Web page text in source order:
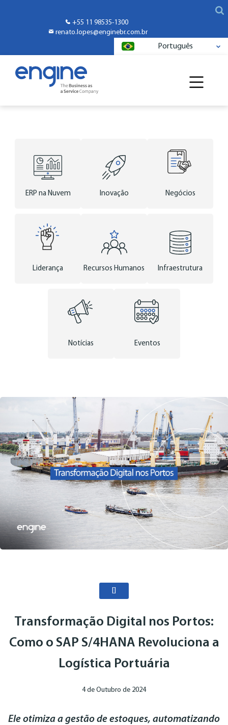
+55 11 98535-1300
renato.lopes@enginebr.com.br
Português
ERP na Nuvem Inovação Negócios
Liderança Recursos Humanos Infraestrutura
Notícias Eventos
Transformação Digital nos Portos:
Como o SAP S/4HANA Revoluciona a
Logística Portuária
4 de Outubro de 2024
Ele otimiza a gestão de estoques, automatizando